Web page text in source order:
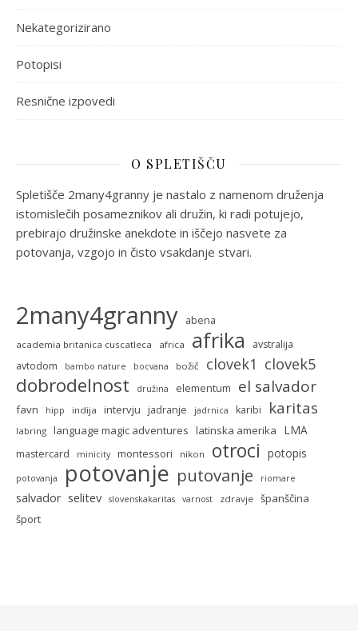
Nekategorizirano
Potopisi
Resnične izpovedi
O SPLETIŠČU
Spletišče 2many4granny je nastalo z namenom druženja
istomislečih posameznikov ali družin, ki radi potujejo,
prebirajo družinske anekdote in iščejo nasvete za
potovanja, vzgojo in čisto vsakdanje stvari.
2many4granny abena
academia britanica cuscatleca africa afrika
avstralija
avtodom
bambo nature bocvana božič clovek1 clovek5
dobrodelnost družina elementum el salvador
favn hipp indija intervju jadranje jadrnica karibi karitas
labring language magic adventures latinska amerika LMA
mastercard minicity montessori nikon otroci potopis
potovanja potovanje putovanje riomare
salvador selitev slovenskakaritas varnost zdravje španščina
šport